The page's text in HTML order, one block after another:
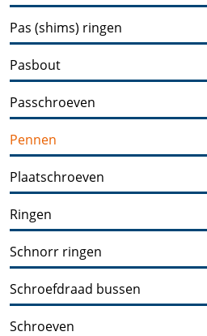
Pas (shims) ringen
Pasbout
Passchroeven
Pennen
Plaatschroeven
Ringen
Schnorr ringen
Schroefdraad bussen
Schroeven